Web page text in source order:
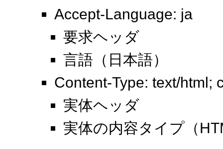
Accept-Language: ja
要求ヘッダ
言語（日本語）
Content-Type: text/html;
実体ヘッダ
実体の内容タイプ（